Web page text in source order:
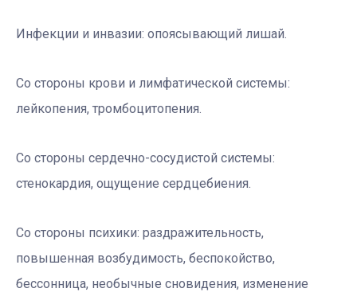
Инфекции и инвазии: опоясывающий лишай.
Со стороны крови и лимфатической системы:
лейкопения, тромбоцитопения.
Со стороны сердечно-сосудистой системы:
стенокардия, ощущение сердцебиения.
Со стороны психики: раздражительность,
повышенная возбудимость, беспокойство,
бессонница, необычные сновидения, изменение